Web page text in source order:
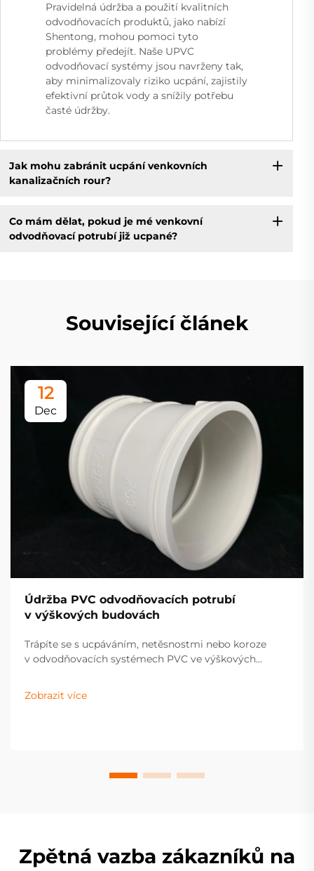
Pravidelná údržba a použití kvalitních
odvodňovacích produktů, jako nabízí
Shentong, mohou pomoci tyto
problémy předejít. Naše UPVC
odvodňovací systémy jsou navrženy tak,
aby minimalizovaly riziko ucpání, zajistily
efektivní průtok vody a snížily potřebu
časté údržby.
Jak mohu zabránit ucpání venkovních
kanalizačních rour?
Co mám dělat, pokud je mé venkovní
odvodňovací potrubí již ucpané?
Související článek
12
Dec
Údržba PVC odvodňovacích potrubí
v výškových budovách
Trápíte se s ucpáváním, netěsnostmi nebo koroze
v odvodňovacích systémech PVC ve výškových
a zvýší hodnotu nemovitosti. Získejte praktické
Zobrazit více
Zpětná vazba zákazníků na